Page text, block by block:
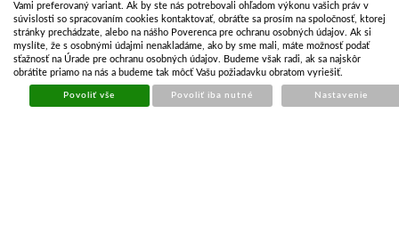
Cena bez DPH€ 8.73
Cena s DPH€ 10.56
Skladom
Kúpiť
Vami preferovaný variant. Ak by ste nás potrebovali ohľadom výkonu vašich práv v
súvislosti so spracovaním cookies kontaktovať, obráťte sa prosím na spoločnosť, ktorej
stránky prechádzate, alebo na nášho Poverenca pre ochranu osobných údajov. Ak si
myslíte, že s osobnými údajmi nenakladáme, ako by sme mali, máte možnosť podať
sťažnosť na Úrade pre ochranu osobných údajov. Budeme však radi, ak sa najskôr
obrátite priamo na nás a budeme tak môcť Vašu požiadavku obratom vyriešiť.
Povoliť vše Povoliť iba nutné Nastavenie